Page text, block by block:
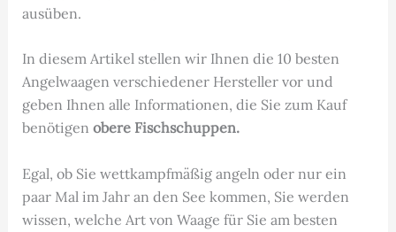
ausüben.
In diesem Artikel stellen wir Ihnen die 10 besten
Angelwaagen verschiedener Hersteller vor und
geben Ihnen alle Informationen, die Sie zum Kauf
benötigen obere Fischschuppen.
Egal, ob Sie wettkampfmäßig angeln oder nur ein
paar Mal im Jahr an den See kommen, Sie werden
wissen, welche Art von Waage für Sie am besten